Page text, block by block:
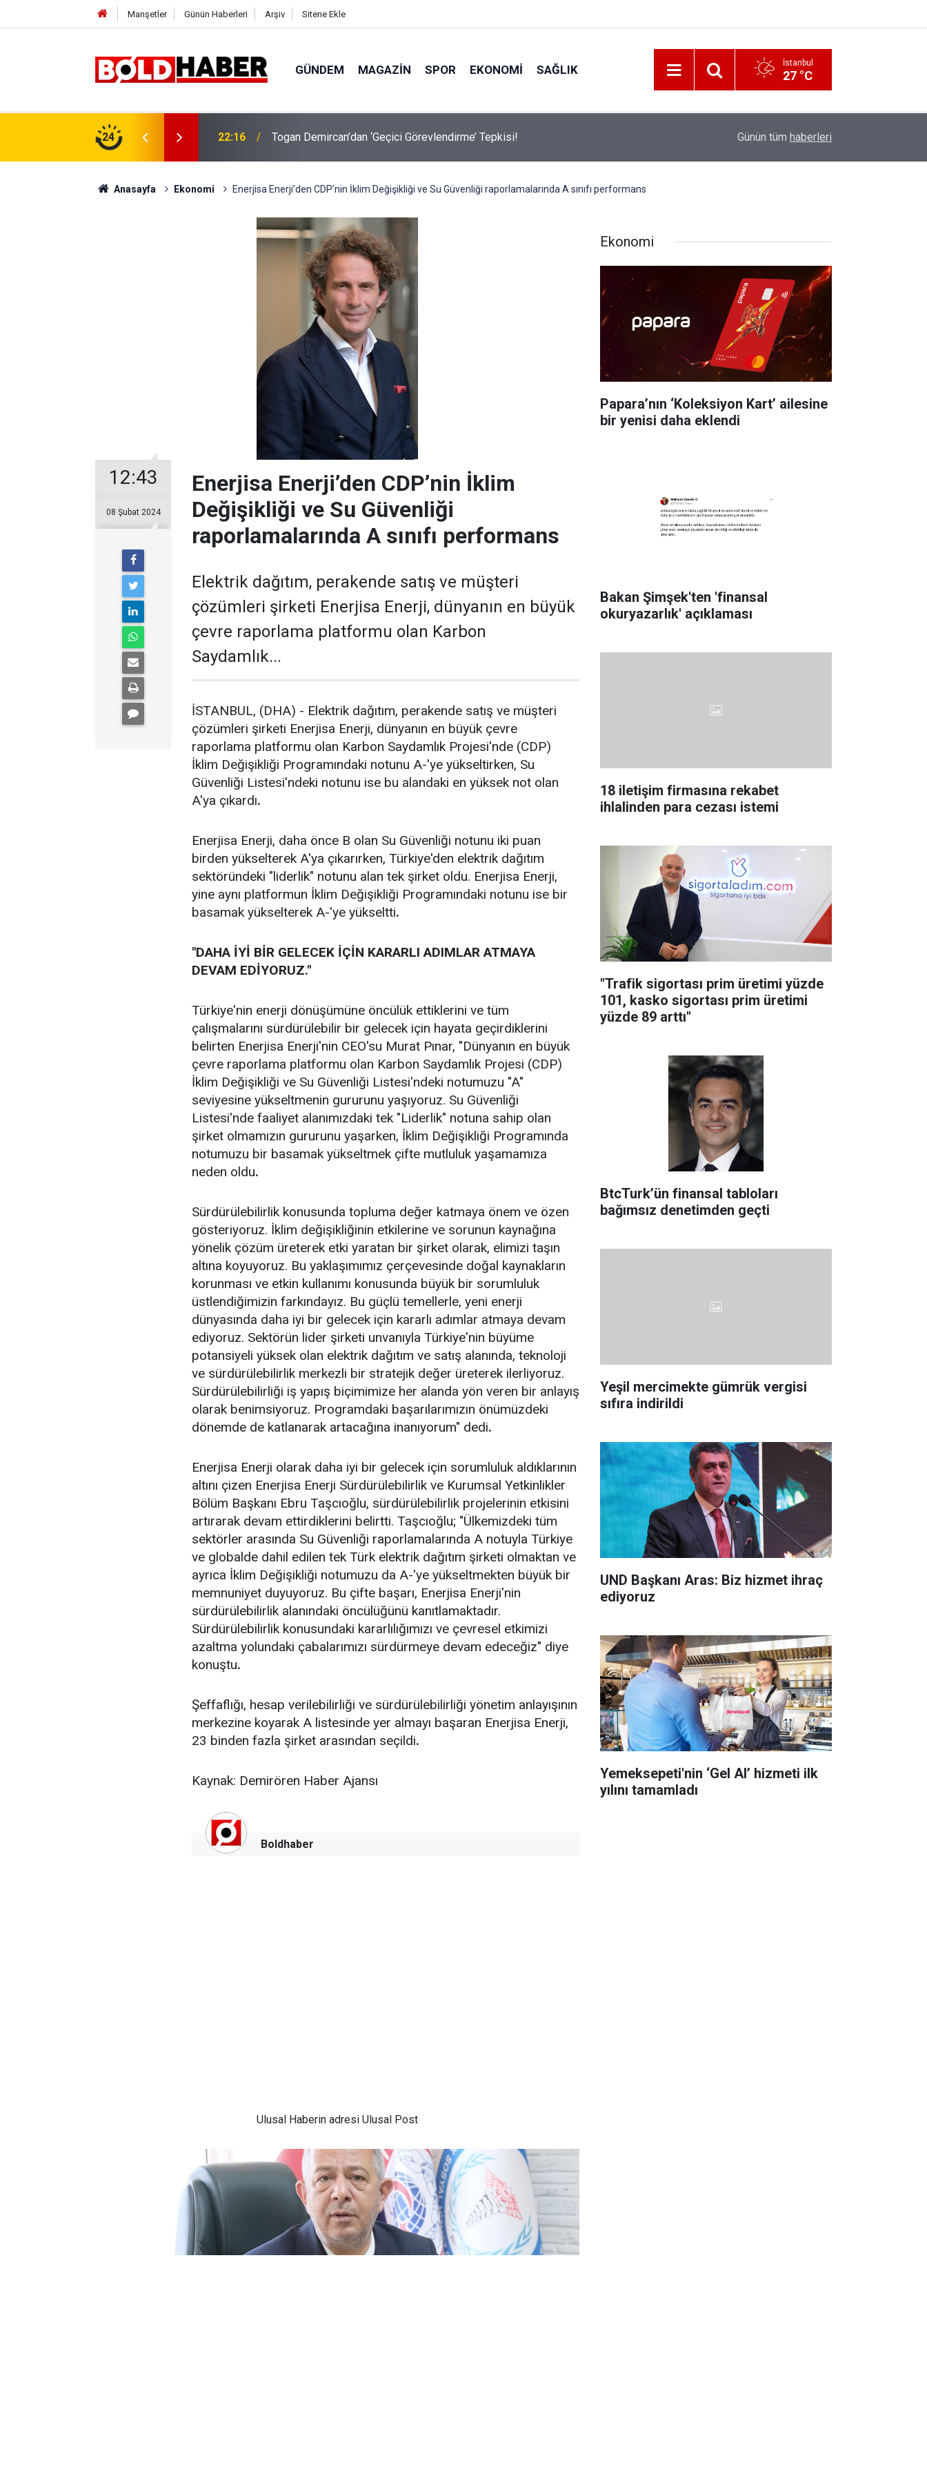
Manşetler Günün Haberleri Arşiv Sitene Ekle
GÜNDEM MAGAZIN SPOR EKONOMI SAĞLIK İstanbul
27 °C
24 19:32 Sıcak Havalarda Ödem Şikayetini Hafife Almayın! İzmir 112’de Kan Donduran İddialar!
Günün tüm haberleri
Anasayfa Ekonomi Enerjisa Enerji’den CDP’nin İklim Değişikliği ve Su Güvenliği raporlamalarında A sınıfı performans
12:43
08 Şubat 2024
Enerjisa Enerji’den CDP’nin İklim
Değişikliği ve Su Güvenliği
raporlamalarında A sınıfı performans
Elektrik dağıtım, perakende satış ve müşteri
çözümleri şirketi Enerjisa Enerji, dünyanın en büyük
çevre raporlama platformu olan Karbon
Saydamlık...
İSTANBUL, (DHA) - Elektrik dağıtım, perakende satış ve müşteri
çözümleri şirketi Enerjisa Enerji, dünyanın en büyük çevre
raporlama platformu olan Karbon Saydamlık Projesi'nde (CDP)
İklim Değişikliği Programındaki notunu A-'ye yükseltirken, Su
Güvenliği Listesi'ndeki notunu ise bu alandaki en yüksek not olan
A'ya çıkardı.
Enerjisa Enerji, daha önce B olan Su Güvenliği notunu iki puan
birden yükselterek A'ya çıkarırken, Türkiye'den elektrik dağıtım
sektöründeki "liderlik" notunu alan tek şirket oldu. Enerjisa Enerji,
yine aynı platformun İklim Değişikliği Programındaki notunu ise bir
basamak yükselterek A-'ye yükseltti.
"DAHA İYİ BİR GELECEK İÇİN KARARLI ADIMLAR ATMAYA
DEVAM EDİYORUZ."
Türkiye'nin enerji dönüşümüne öncülük ettiklerini ve tüm
çalışmalarını sürdürülebilir bir gelecek için hayata geçirdiklerini
belirten Enerjisa Enerji'nin CEO'su Murat Pınar, "Dünyanın en büyük
çevre raporlama platformu olan Karbon Saydamlık Projesi (CDP)
İklim Değişikliği ve Su Güvenliği Listesi'ndeki notumuzu "A"
seviyesine yükseltmenin gururunu yaşıyoruz. Su Güvenliği
Listesi'nde faaliyet alanımızdaki tek "Liderlik" notuna sahip olan
şirket olmamızın gururunu yaşarken, İklim Değişikliği Programında
notumuzu bir basamak yükseltmek çifte mutluluk yaşamamıza
neden oldu.
Sürdürülebilirlik konusunda topluma değer katmaya önem ve özen
gösteriyoruz. İklim değişikliğinin etkilerine ve sorunun kaynağına
yönelik çözüm üreterek etki yaratan bir şirket olarak, elimizi taşın
altına koyuyoruz. Bu yaklaşımımız çerçevesinde doğal kaynakların
korunması ve etkin kullanımı konusunda büyük bir sorumluluk
üstlendiğimizin farkındayız. Bu güçlü temellerle, yeni enerji
dünyasında daha iyi bir gelecek için kararlı adımlar atmaya devam
ediyoruz. Sektörün lider şirketi unvanıyla Türkiye'nin büyüme
potansiyeli yüksek olan elektrik dağıtım ve satış alanında, teknoloji
ve sürdürülebilirlik merkezli bir stratejik değer üreterek ilerliyoruz.
Sürdürülebilirliği iş yapış biçimimize her alanda yön veren bir anlayış
olarak benimsiyoruz. Programdaki başarılarımızın önümüzdeki
dönemde de katlanarak artacağına inanıyorum" dedi.
Enerjisa Enerji olarak daha iyi bir gelecek için sorumluluk aldıklarının
altını çizen Enerjisa Enerji Sürdürülebilirlik ve Kurumsal Yetkinlikler
Bölüm Başkanı Ebru Taşcıoğlu, sürdürülebilirlik projelerinin etkisini
artırarak devam ettirdiklerini belirtti. Taşcıoğlu; "Ülkemizdeki tüm
sektörler arasında Su Güvenliği raporlamalarında A notuyla Türkiye
ve globalde dahil edilen tek Türk elektrik dağıtım şirketi olmaktan ve
ayrıca İklim Değişikliği notumuzu da A-'ye yükseltmekten büyük bir
memnuniyet duyuyoruz. Bu çifte başarı, Enerjisa Enerji'nin
sürdürülebilirlik alanındaki öncülüğünü kanıtlamaktadır.
Sürdürülebilirlik konusundaki kararlılığımızı ve çevresel etkimizi
azaltma yolundaki çabalarımızı sürdürmeye devam edeceğiz" diye
konuştu.
Şeffaflığı, hesap verilebilirliği ve sürdürülebilirliği yönetim anlayışının
merkezine koyarak A listesinde yer almayı başaran Enerjisa Enerji,
23 binden fazla şirket arasından seçildi.
Kaynak: Demirören Haber Ajansı
Boldhaber
Ulusal Haberin adresi Ulusal Post
Ekonomi
Papara’nın ‘Koleksiyon Kart’ ailesine
bir yenisi daha eklendi
Bakan Şimşek'ten 'finansal
okuryazarlık' açıklaması
18 iletişim firmasına rekabet
ihlalinden para cezası istemi
"Trafik sigortası prim üretimi yüzde
101, kasko sigortası prim üretimi
yüzde 89 arttı"
BtcTurk’ün finansal tabloları
bağımsız denetimden geçti
Yeşil mercimekte gümrük vergisi
sıfıra indirildi
UND Başkanı Aras: Biz hizmet ihraç
ediyoruz
Yemeksepeti'nin ‘Gel Al’ hizmeti ilk
yılını tamamladı